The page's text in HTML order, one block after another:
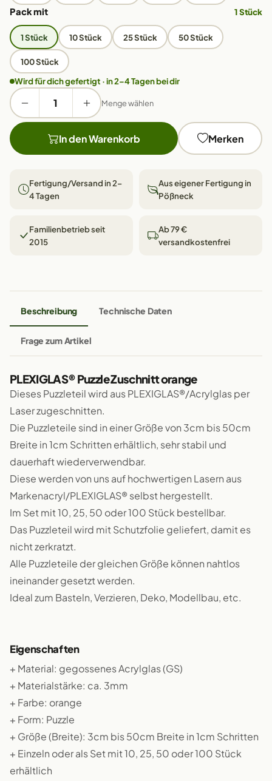
Pack mit 1 Stück
1 Stück 10 Stück 25 Stück 50 Stück
100 Stück
Wird für dich gefertigt · in 2–4 Tagen bei dir
Menge wählen
In den Warenkorb Merken
Fertigung/Versand in 2–
4 Tagen
Aus eigener Fertigung in
Pößneck
Familienbetrieb seit
2015
Ab 79 €
versandkostenfrei
Beschreibung Technische Daten
Frage zum Artikel
PLEXIGLAS® Puzzle Zuschnitt orange
Dieses Puzzleteil wird aus PLEXIGLAS®/Acrylglas per
Laser zugeschnitten.
Die Puzzleteile sind in einer Größe von 3cm bis 50cm
Breite in 1cm Schritten erhältlich, sehr stabil und
dauerhaft wiederverwendbar.
Diese werden von uns auf hochwertigen Lasern aus
Markenacryl/PLEXIGLAS® selbst hergestellt.
Im Set mit 10, 25, 50 oder 100 Stück bestellbar.
Das Puzzleteil wird mit Schutzfolie geliefert, damit es
nicht zerkratzt.
Alle Puzzleteile der gleichen Größe können nahtlos
ineinander gesetzt werden.
Ideal zum Basteln, Verzieren, Deko, Modellbau, etc.
Eigenschaften
+ Material: gegossenes Acrylglas (GS)
+ Materialstärke: ca. 3mm
+ Farbe: orange
+ Form: Puzzle
+ Größe (Breite): 3cm bis 50cm Breite in 1cm Schritten
+ Einzeln oder als Set mit 10, 25, 50 oder 100 Stück
erhältlich